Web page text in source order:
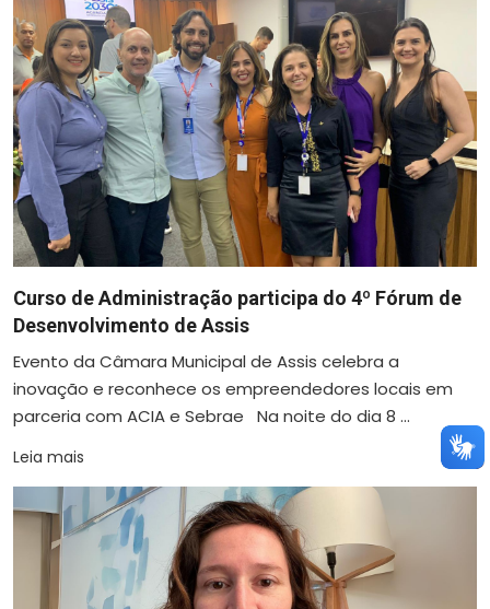
Curso de Administração participa do 4º Fórum de
Desenvolvimento de Assis
Evento da Câmara Municipal de Assis celebra a
inovação e reconhece os empreendedores locais em
parceria com ACIA e Sebrae Na noite do dia 8 ...
Leia mais